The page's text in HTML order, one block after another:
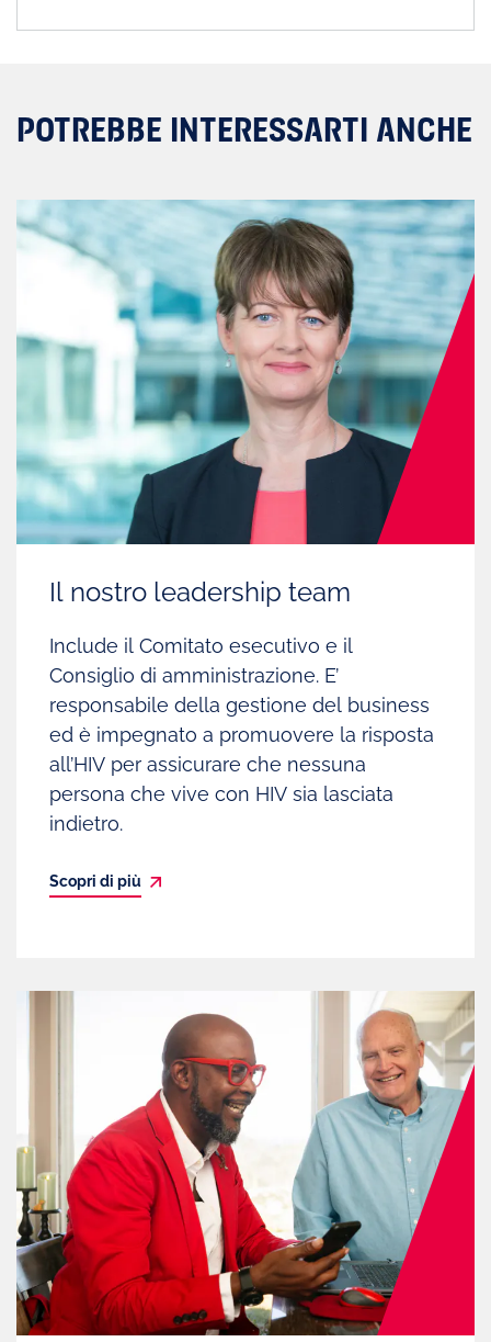
POTREBBE INTERESSARTI ANCHE
Il nostro leadership team
Include il Comitato esecutivo e il
Consiglio di amministrazione. E’
responsabile della gestione del business
ed è impegnato a promuovere la risposta
all’HIV per assicurare che nessuna
persona che vive con HIV sia lasciata
indietro.
Scopri di più